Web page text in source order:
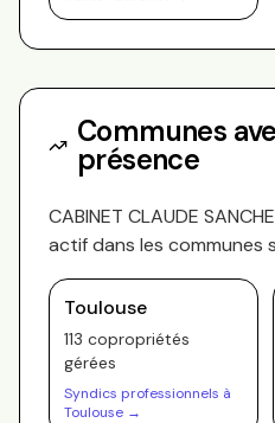
Communes
présence
CABINET CLAUDE
actif dans les communes
Toulouse
113 copropriétés
gérées
Syndics professionnels à
Toulouse →